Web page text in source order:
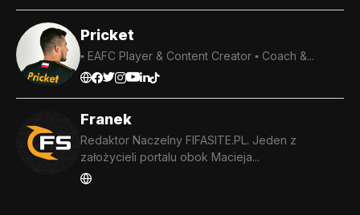
Pricket
▪️ EAFC Player & Content Creator ▪️ Coach &...
Franek
Redaktor Naczelny FIFASITE.PL. Jeden z
założycieli portalu obok Macieja...